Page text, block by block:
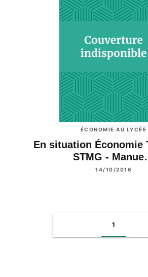
ÉCONOMIE AU LYCÉE
En situation Économie
STMG -
14/10/2016
1